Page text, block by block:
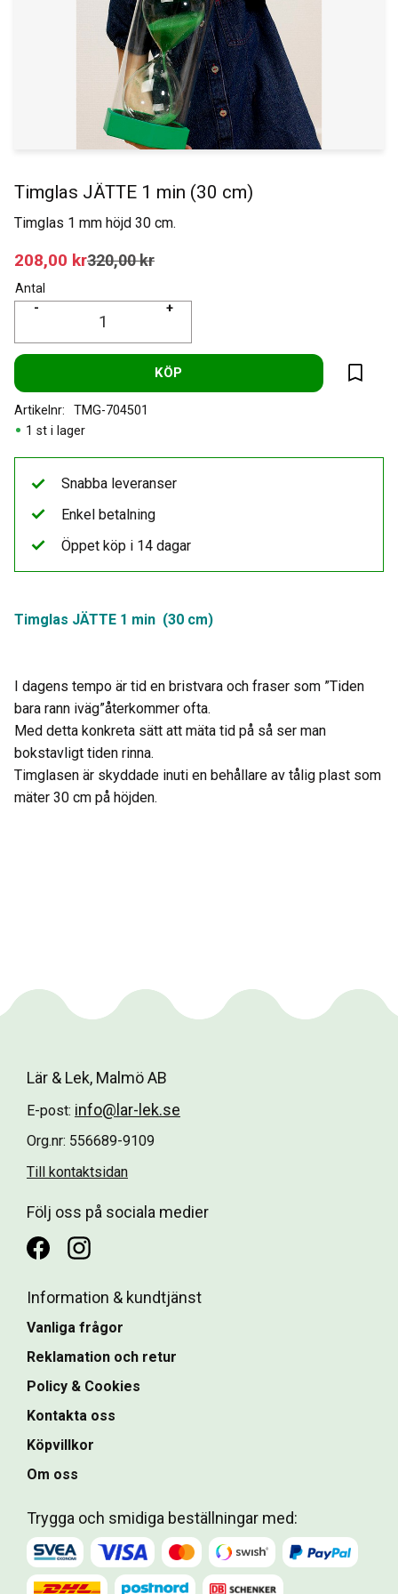
Timglas JÄTTE 1 min (30 cm)
Timglas 1 mm höjd 30 cm.
Nedsatt pris:
208,00 krOrdinarie pris:
320,00kr
Antal
+
-
KÖP
Lägg
1 st i lager
Artikelnr TMG-704501
Timglas JÄTTE 1 min (30 cm)
I dagens tempo är tid en bristvara och fraser som ”Tiden
bara rann iväg”återkommer ofta.
Med detta konkreta sätt att mäta tid på så ser man
bokstavligt tiden rinna.
Timglasen är skyddade inuti en behållare av tålig plast som
mäter 30 cm på höjden.
Snabba leveranser
Enkel betalning
Öppet köp i 14 dagar
Lär & Lek, Malmö AB
E-post: info@lar-lek.se
Org.nr: 556689-9109
Till kontaktsidan
Följ oss på sociala medier
Information & kundtjänst
Vanliga frågor
Reklamation och retur
Policy & Cookies
Kontakta oss
Köpvillkor
Om oss
Trygga och smidiga beställningar med: